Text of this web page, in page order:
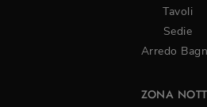
Tavoli
Sedie
Arredo
ZONA